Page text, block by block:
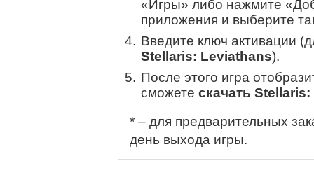
«Игры» либо нажмите
приложения и выберите
Введите ключ активации
Stellaris: Leviathans).
После этого игра
сможете скачать
* – для предварительных
день выхода игры.